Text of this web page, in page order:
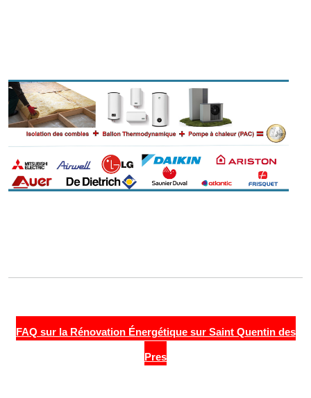
FAQ sur la Rénovation Énergétique sur Saint Quentin des
Pres